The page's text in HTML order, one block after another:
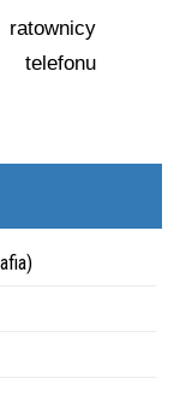
ratownicy